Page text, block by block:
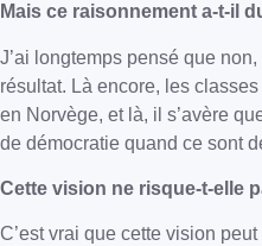
Mais ce raisonnement a-t-il
J’ai longtemps pensé que
résultat. Là encore, les
en Norvège, et là, il s’avère
de démocratie quand ce sont
Cette vision ne risque-t-elle
C’est vrai que cette vision